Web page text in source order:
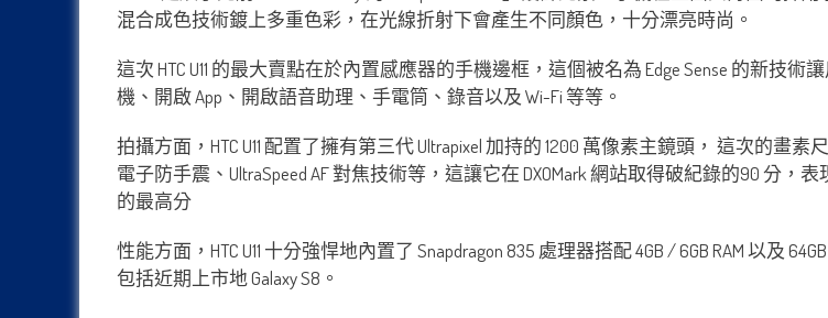
混合成色技術鍍上多重色彩，在光線折射下會產生不同顏色，十分漂亮時尚。
這次 HTC U11 的最大賣點在於內置感應器的手機邊框，這個被名為 Edge Sense 的新技
機、開啟 App、開啟語音助理、手電筒、錄音以及 Wi-Fi 等等。
拍攝方面，HTC U11 配置了擁有第三代 Ultrapixel 加持的 1200 萬像素主鏡頭， 這次的畫
電子防手震、UltraSpeed AF 對焦技術等，這讓它在 DXOMark 網站取得破紀錄的90 分，表
的最高分
性能方面，HTC U11 十分強悍地內置了 Snapdragon 835 處理器搭配 4GB / 6GB RAM 以及
包括近期上市地 Galaxy S8。